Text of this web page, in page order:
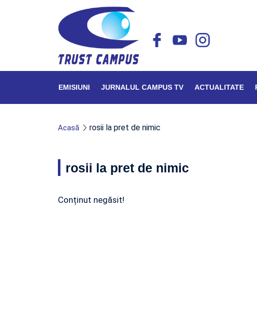
EMISIUNI JURNALUL CAMPUS TV ACTUALITATE
Acasă rosii la pret de nimic
rosii la pret de nimic
Conținut negăsit!